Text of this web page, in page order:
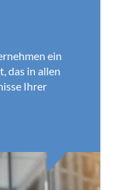
ein
das in allen
Ihrer